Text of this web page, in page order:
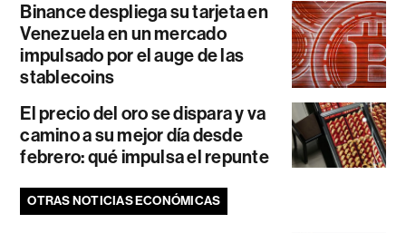
Binance despliega su tarjeta en
Venezuela en un mercado
impulsado por el auge de las
stablecoins
El precio del oro se dispara y va
camino a su mejor día desde
febrero: qué impulsa el repunte
OTRAS NOTICIAS ECONÓMICAS